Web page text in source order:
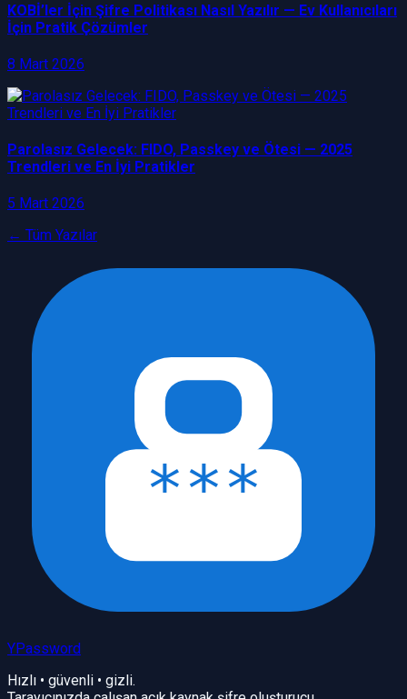
KOBİ’ler İçin Şifre Politikası Nasıl Yazılır — Ev Kullanıcıları
İçin Pratik Çözümler
8 Mart 2026
Parolasız Gelecek: FIDO, Passkey ve Ötesi — 2025
Trendleri ve En İyi Pratikler
5 Mart 2026
← Tüm Yazılar
YPassword
Hızlı • güvenli • gizli.